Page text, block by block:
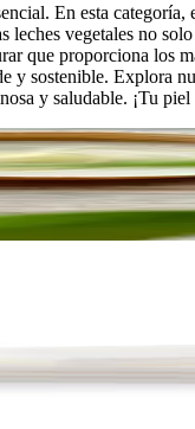
En esta
leches vegetales no
que proporciona los
y sostenible. Explora
y saludable. ¡Tu piel